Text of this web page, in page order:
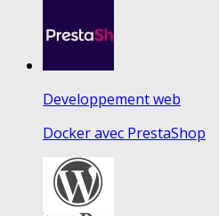
Developpement web
Docker avec PrestaShop